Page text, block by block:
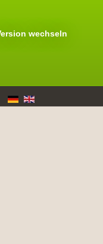
wechseln